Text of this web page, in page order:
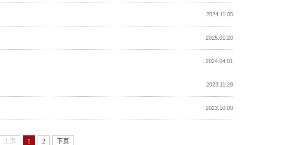
2024.11.05
2025.01.20
2024.04.01
2023.11.28
2023.10.09
上页 1 2 下页